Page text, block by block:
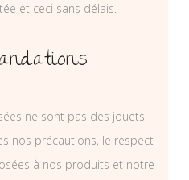
et ceci sans délais.
ne sont pas des jouets
nos précautions, le respect
à nos produits et notre